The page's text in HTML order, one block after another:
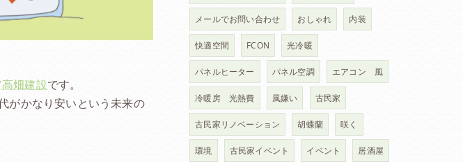
畑建設です。
がかなり安いという未来の
メールでお問い合わせ おしゃれ 内装
快適空間 FCON 光冷暖
パネルヒーター パネル空調 エアコン 風
冷暖房 光熱費 風嫌い 古民家
古民家リノベーション 胡蝶蘭 咲く
環境 古民家イベント イベント 居酒屋